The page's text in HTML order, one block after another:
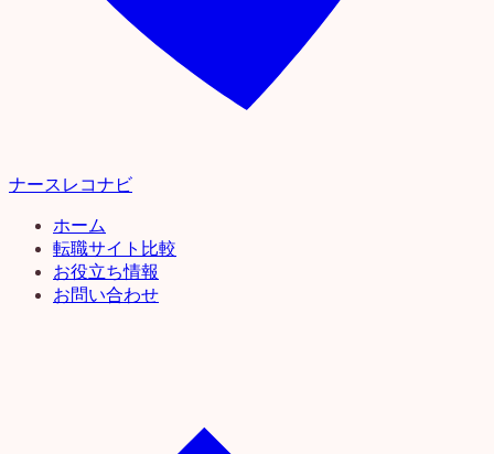
ナースレコナビ
ホーム
転職サイト比較
お役立ち情報
お問い合わせ